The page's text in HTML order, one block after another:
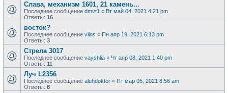
Слава, механизм 1601, 21 камень...
Последнее сообщение dmvt1 « Вт май 04, 2021 4:21 pm
Ответы: 16
восток?
Последнее сообщение vilos « Пн апр 19, 2021 6:13 pm
Ответы: 3
Стрела 3017
Последнее сообщение vayshlia « Чт апр 08, 2021 1:40 pm
Ответы: 11
Луч L2356
Последнее сообщение alehdoktor « Пт мар 05, 2021 8:56 am
Ответы: 8